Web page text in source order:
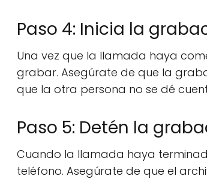
Paso 4: Inicia la
Una vez que la llamada haya
grabar. Asegúrate de que la
que la otra persona no se dé
Paso 5: Detén la
Cuando la llamada haya
teléfono. Asegúrate de que el